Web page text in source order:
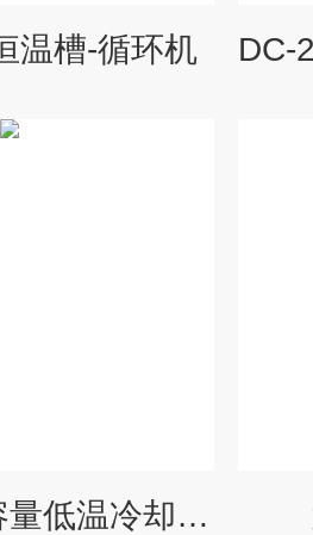
温槽-循环机
DC-150C大容量低温冷却循环机